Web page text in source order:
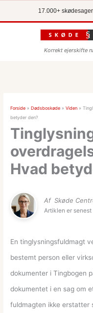
17.000+
Korrekt ejerskifte
Forside »Dødsboskøde »Viden »
betyder den?
Hvad
Af Skøde
Artiklen er
En tinglysningsfuldmagt
bestemt person eller
dokumenter i Tingbogen
dokumentet i en sag om
fuldmagten ikke erstatter